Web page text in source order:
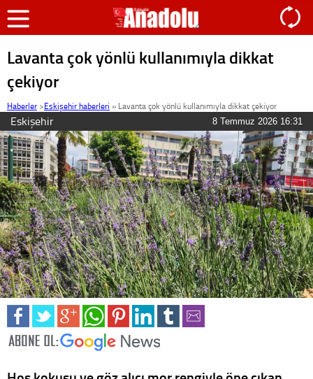
Lavanta çok yönlü kullanımıyla dikkat
çekiyor
Haberler >Eskişehir haberleri » Lavanta çok yönlü kullanımıyla dikkat çekiyor
Eskişehir 8 Temmuz 2026 16:31